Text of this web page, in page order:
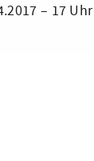
– 17 Uhr